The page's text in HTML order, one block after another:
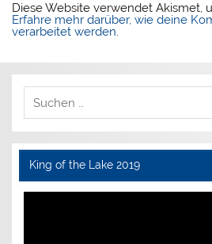
Diese Website verwendet Akismet,
Erfahre mehr darüber, wie deine
verarbeitet werden.
King of the Lake 2019